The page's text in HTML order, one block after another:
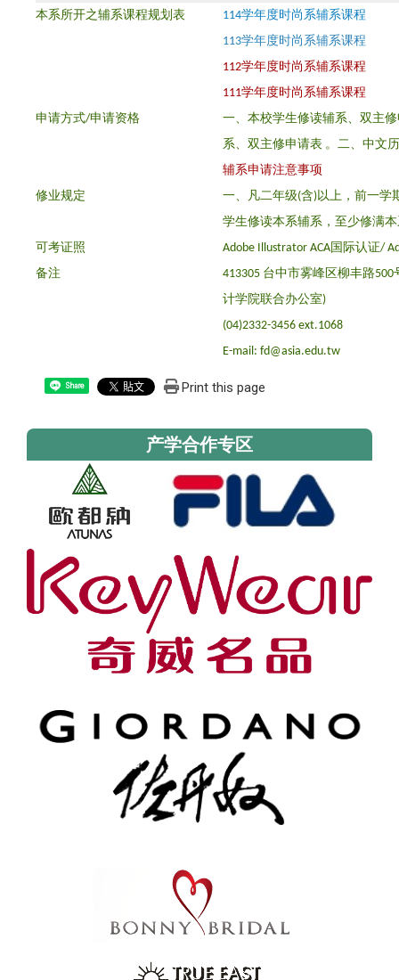
本系所开之辅系课程规划表
114学年度时尚系辅系课程
113学年度时尚系辅系课程
112学年度时尚系辅系课程
111学年度时尚系辅系课程
申请方式/申请资格
一、本校学生修读辅系、双主
系、双主修申请表 。 二、中文
辅系申请注意事项
修业规定
一、凡二年级(含)以上，前一学
学生修读本系辅系，至少修满
可考证照
Adobe Illustrator ACA国际认证/
备注
413305 台中市雾峰区柳丰路
计学院联合办公室)
(04)2332-3456 ext.1068
E-mail: fd@asia.edu.tw
Share Print this page
产学合作专区